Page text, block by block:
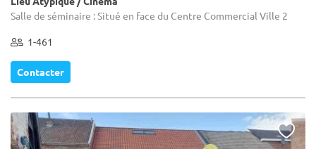
Salle de séminaire : Situé en face du Centre Commercial Ville 2
1-461
Contacter